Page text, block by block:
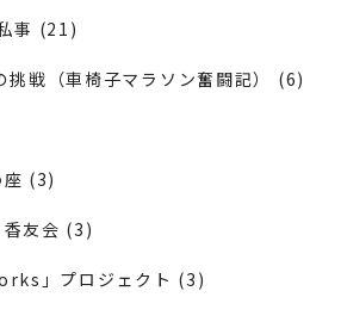
事 (21)
挑戦（車椅子マラソン奮闘記） (6)
(3)
友会 (3)
」プロジェクト (3)